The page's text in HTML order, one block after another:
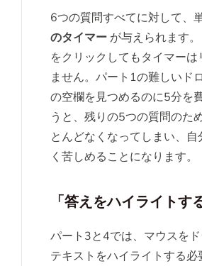
6つの質問すべてに対して、
のタイマーが与えられます。
をクリックしてもタイマー
ません。パート1の難しいド
の空欄を見つめるのに5分を
うと、残りの5つの質問のた
とんどなくなってしまい、
く苦しめることになります。
「答えをハイライトす
パート3と4では、マウスを
テキストをハイライトする必